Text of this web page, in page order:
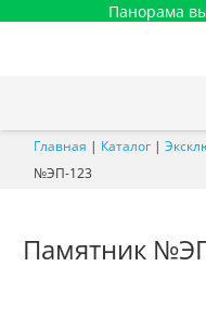
Панорама
Главная | Каталог |
№ЭП-123
Памятник